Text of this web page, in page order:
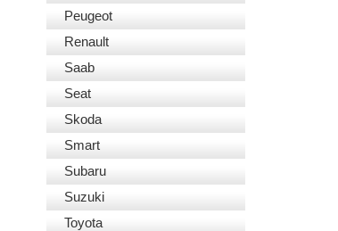
Peugeot
Renault
Saab
Seat
Skoda
Smart
Subaru
Suzuki
Toyota